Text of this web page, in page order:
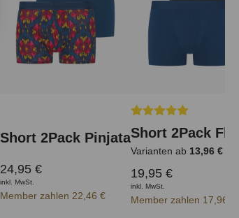
Short 2Pack Pinjata
24,95 €
inkl. MwSt.
Member zahlen 22,46 €
Durchschnittliche
Short 2Pack
Varianten ab 13,96 €
19,95 €
inkl. MwSt.
Member zahlen 17,96 €